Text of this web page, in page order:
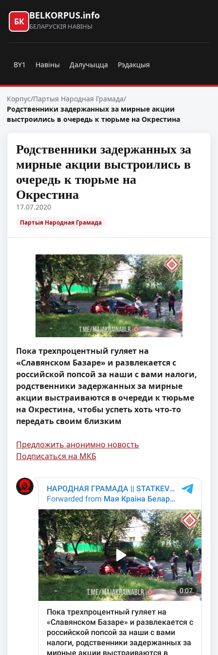
БК
BELKORPUS.info
БЕЛАРУСКІЯ НАВІНЫ
BY1 Навіны Далучыцца Рэдакцыя
Корпус/Партыя Народная Грамада/
Родственники задержанных за мирные акции
выстроились в очередь к тюрьме на Окрестина
Родственники задержанных за
мирные акции выстроились в
очередь к тюрьме на
Окрестина
17.07.2020
Партыя Народная Грамада
Пока трехпроцентный гуляет на
«Славянском Базаре» и развлекается с
российской попсой за наши с вами налоги,
родственники задержанных за мирные
акции выстраиваются в очереди к тюрьме
на Окрестина, чтобы успеть хоть что-то
передать своим близким
Предложить анонимно новость
Подписаться на МКБ